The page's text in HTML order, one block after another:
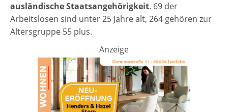
ausländische Staatsangehörigkeit. 69 der
Arbeitslosen sind unter 25 Jahre alt, 264 gehören zur
Altersgruppe 55 plus.
Anzeige